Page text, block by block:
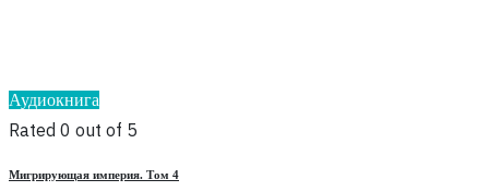
Аудиокнига
Rated 0 out of 5
Мигрирующая империя. Том 4